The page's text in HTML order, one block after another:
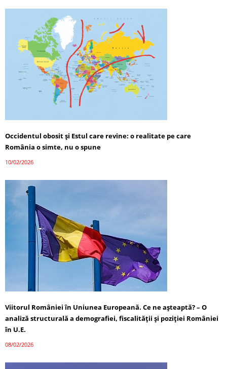
Occidentul obosit și Estul care revine: o realitate pe care
România o simte, nu o spune
10/02/2026
Viitorul României în Uniunea Europeană. Ce ne așteaptă? – O
analiză structurală a demografiei, fiscalității și poziției României
în U.E.
08/02/2026